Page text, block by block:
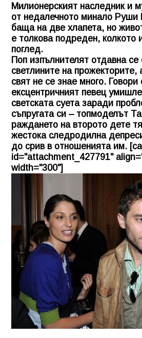
Милионерският наследник и
от недалечното минало Руши
баща на две хлапета, но
е толкова подреден, колкото
поглед.
Поп изпълнителят отдавна се
светлините на прожекторите,
свят не се знае много. Говори
ексцентричният певец
светската суета заради
съпругата си – топмоделът
раждането на второто дете
жестока следродилна
до срив в отношенията им.
id="attachment_427791"
width="300"]